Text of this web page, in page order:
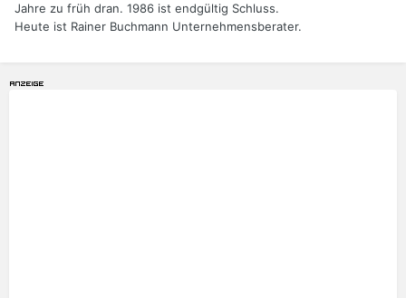
Jahre zu früh dran. 1986 ist endgültig Schluss.
Heute ist Rainer Buchmann Unternehmensberater.